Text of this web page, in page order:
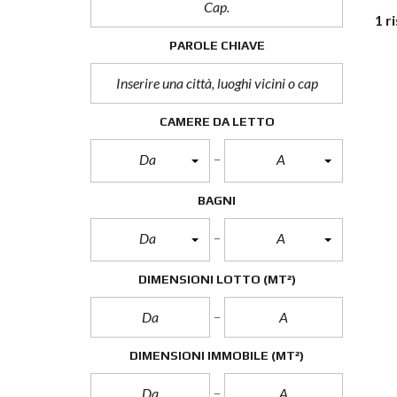
PAROLE CHIAVE
CAMERE DA LETTO
Da A
BAGNI
Da A
DIMENSIONI LOTTO (MT²)
DIMENSIONI IMMOBILE (MT²)
1